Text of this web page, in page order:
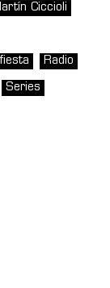
Ciccioli
Radio
Series